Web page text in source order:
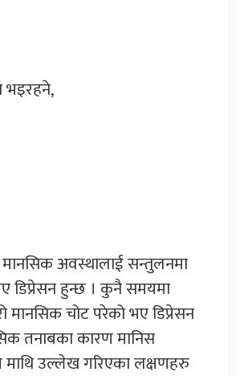
भइरहने,
मानसिक अवस्थालाई सन्तुलनमा
डिप्रेसन हुन्छ । कुनै समयमा
मानसिक चोट परेको भए डिप्रेसन
तनाबका कारण मानिस
माथि उल्लेख गरिएका लक्षणहरु